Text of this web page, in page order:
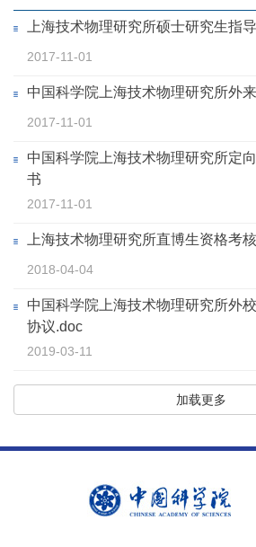
上海技术物理研究所硕士研究生指
2017-11-01
中国科学院上海技术物理研究所外
2017-11-01
中国科学院上海技术物理研究所定
书
2017-11-01
上海技术物理研究所直博生资格考
2018-04-04
中国科学院上海技术物理研究所外
协议.doc
2019-03-11
加载更多